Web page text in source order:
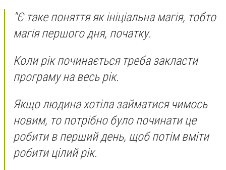
"Є таке поняття як ініціальна магія, тобто
магія першого дня, початку.
Коли рік починається треба закласти
програму на весь рік.
Якщо людина хотіла займатися чимось
новим, то потрібно було починати це
робити в перший день, щоб потім вміти
робити цілий рік.